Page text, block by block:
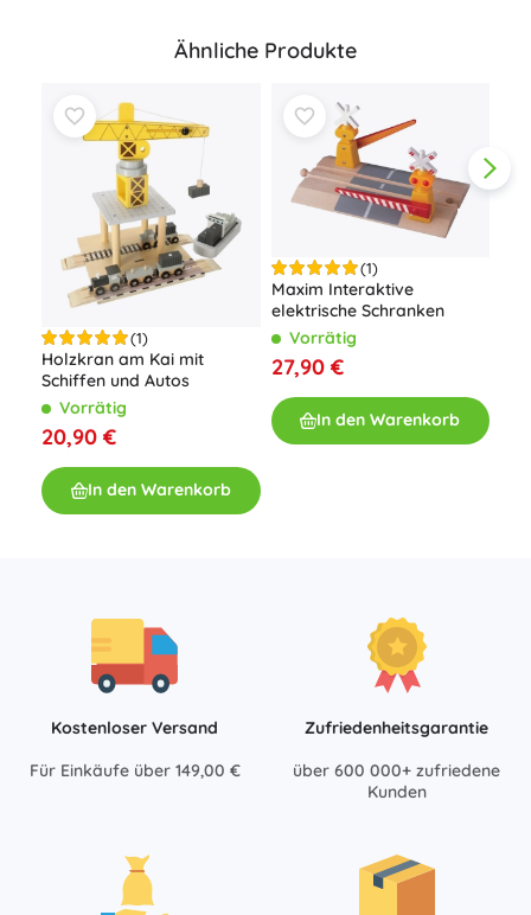
Ähnliche Produkte
(1)
Holzkran am Kai mit
Schiffen und Autos
Vorrätig
20,90 €
In den Warenkorb
(1)
Maxim Interaktive
elektrische Schranken
Vorrätig
27,90 €
In den Warenkorb
Kostenloser Versand
Für Einkäufe über 149,00 €
Zufriedenheitsgarantie
über 600 000+ zufriedene
Kunden